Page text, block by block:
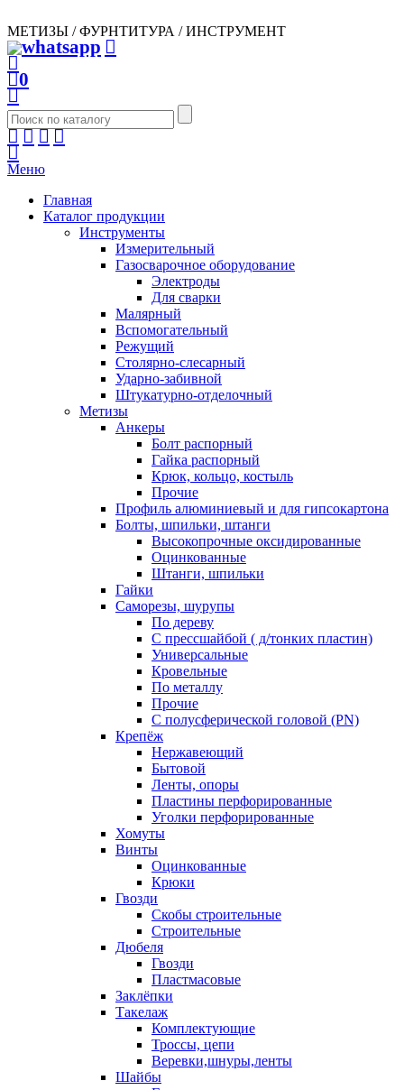
МЕТИЗЫ / ФУРНТИТУРА / ИНСТРУМЕНТ
0
Меню
Главная
Каталог продукции
Инструменты
Измерительный
Газосварочное оборудование
Электроды
Для сварки
Малярный
Вспомогательный
Режущий
Столярно-слесарный
Ударно-забивной
Штукатурно-отделочный
Метизы
Анкеры
Болт распорный
Гайка распорный
Крюк, кольцо, костыль
Прочие
Профиль алюминиевый и для гипсокартона
Болты, шпильки, штанги
Высокопрочные оксидированные
Оцинкованные
Штанги, шпильки
Гайки
Саморезы, шурупы
По дереву
С прессшайбой ( д/тонких пластин)
Универсальные
Кровельные
По металлу
Прочие
С полусферической головой (PN)
Крепёж
Нержавеющий
Бытовой
Ленты, опоры
Пластины перфорированные
Уголки перфорированные
Хомуты
Винты
Оцинкованные
Крюки
Гвозди
Скобы строительные
Строительные
Дюбеля
Гвозди
Пластмасовые
Заклёпки
Такелаж
Комплектующие
Троссы, цепи
Веревки,шнуры,ленты
Шайбы